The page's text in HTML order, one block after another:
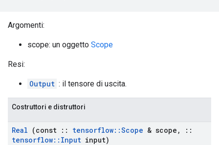
Argomenti:
scope: un oggetto Scope
Resi:
Output : il tensore di uscita.
Costruttori e distruttori
Real (const :: tensorflow::Scope & scope ,
::
tensorflow:: Input input)